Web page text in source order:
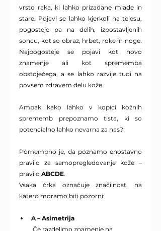
vrsto raka, ki lahko prizadane mlade in
stare. Pojavi se lahko kjerkoli na telesu,
pogosteje pa na delih, izpostavljenih
soncu, kot so obraz, hrbet, roke in noge.
Najpogosteje se pojavi kot novo
znamenje ali kot sprememba
obstoječega, a se lahko razvije tudi na
povsem zdravem delu kože.
Ampak kako lahko v kopici kožnih
sprememb prepoznamo tista, ki so
potencialno lahko nevarna za nas?
Pomembno je, da poznamo enostavno
pravilo za samopregledovanje kože –
pravilo ABCDE.
Vsaka črka označuje značilnost, na
katero moramo biti pozorni:
A – Asimetrija